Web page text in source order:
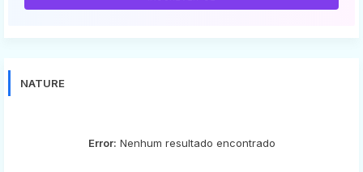
NATURE
Error: Nenhum resultado encontrado